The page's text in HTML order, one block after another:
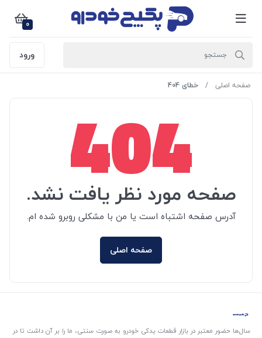
0
ورود
صفحه اصلی خطای 404
404
صفحه مورد نظر یافت نشد.
آدرس صفحه اشتباه است یا من با مشکلی روبرو شده ام.
صفحه اصلی
سال‌ها حضور معتبر در بازار قطعات یدکی خودرو به صورت سنتی، ما را بر آن داشت تا در